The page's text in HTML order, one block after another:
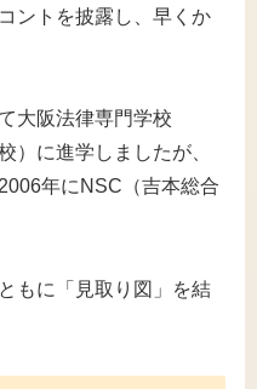
ントを披露し、早くか
大阪法律専門学校
）に進学しましたが、
年にNSC（吉本総合
もに「見取り図」を結